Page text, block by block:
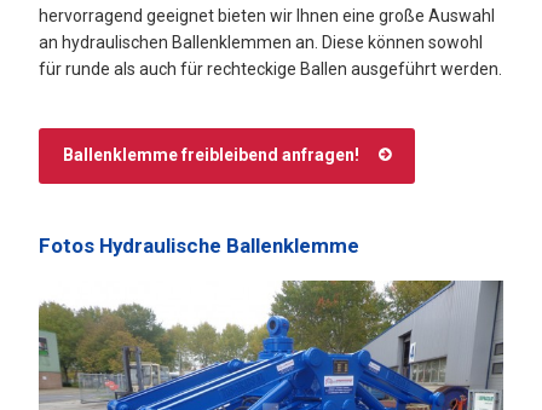
hervorragend geeignet bieten wir Ihnen eine große Auswahl
an hydraulischen Ballenklemmen an. Diese können sowohl
für runde als auch für rechteckige Ballen ausgeführt werden.
Ballenklemme freibleibend anfragen!
Fotos Hydraulische Ballenklemme